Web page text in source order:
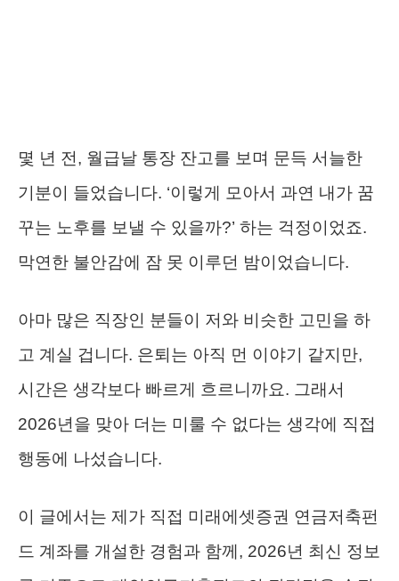
몇 년 전, 월급날 통장 잔고를 보며 문득 서늘한
기분이 들었습니다. ‘이렇게 모아서 과연 내가 꿈
꾸는 노후를 보낼 수 있을까?’ 하는 걱정이었죠.
막연한 불안감에 잠 못 이루던 밤이었습니다.
아마 많은 직장인 분들이 저와 비슷한 고민을 하
고 계실 겁니다. 은퇴는 아직 먼 이야기 같지만,
시간은 생각보다 빠르게 흐르니까요. 그래서
2026년을 맞아 더는 미룰 수 없다는 생각에 직접
행동에 나섰습니다.
이 글에서는 제가 직접 미래에셋증권 연금저축펀
드 계좌를 개설한 경험과 함께, 2026년 최신 정보